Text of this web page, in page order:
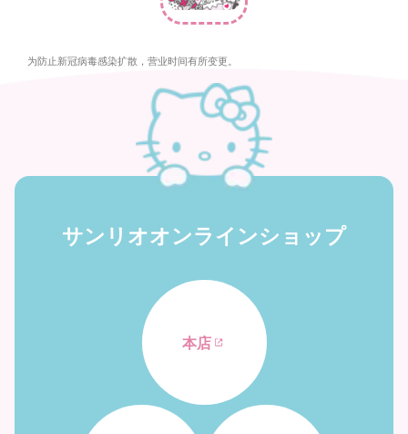
为防止新冠病毒感染扩散，营业时间有所变更。
サンリオオンラインショップ
本店